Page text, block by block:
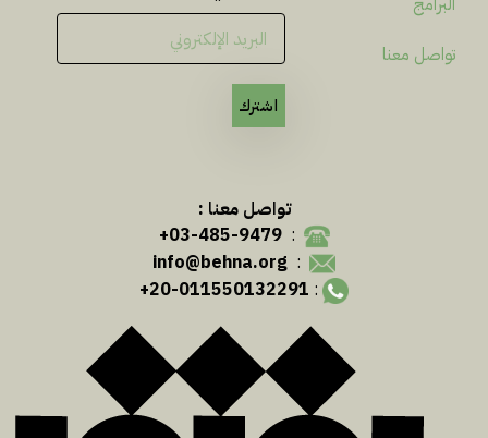
تواصل معنا
اشترك
تواصل معنا :
:
03-485-9479+
:
info@behna.org
:
20-011550132291+